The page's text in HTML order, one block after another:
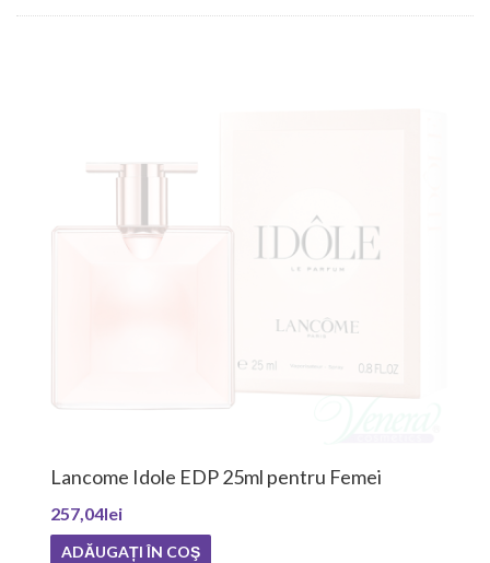
Lancome Idole EDP 25ml pentru Femei
257,04lei
ADĂUGAȚI ÎN COŞ